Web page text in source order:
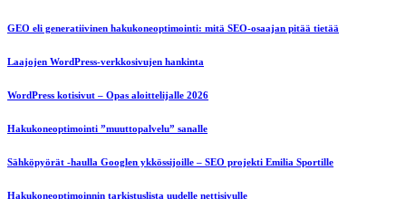
GEO eli generatiivinen hakukoneoptimointi: mitä SEO-osaajan pitää tietää
Laajojen WordPress-verkkosivujen hankinta
WordPress kotisivut – Opas aloittelijalle 2026
Hakukoneoptimointi ”muuttopalvelu” sanalle
Sähköpyörät -haulla Googlen ykkössijoille – SEO projekti Emilia Sportille
Hakukoneoptimoinnin tarkistuslista uudelle nettisivulle